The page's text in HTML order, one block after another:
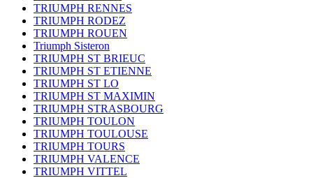
TRIUMPH RENNES
TRIUMPH RODEZ
TRIUMPH ROUEN
Triumph Sisteron
TRIUMPH ST BRIEUC
TRIUMPH ST ETIENNE
TRIUMPH ST LO
TRIUMPH ST MAXIMIN
TRIUMPH STRASBOURG
TRIUMPH TOULON
TRIUMPH TOULOUSE
TRIUMPH TOURS
TRIUMPH VALENCE
TRIUMPH VITTEL